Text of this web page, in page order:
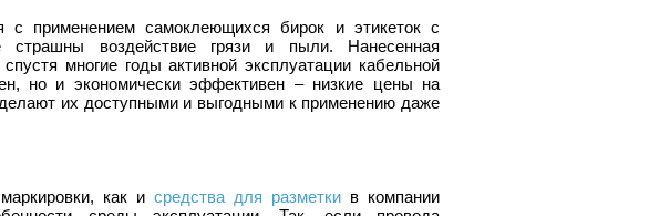
с применением самоклеющихся бирок и этикеток с
страшны воздействие грязи и пыли. Нанесенная
многие годы активной эксплуатации кабельной
но и экономически эффективен – низкие цены на
их доступными и выгодными к применению даже
как и средства для разметки в компании